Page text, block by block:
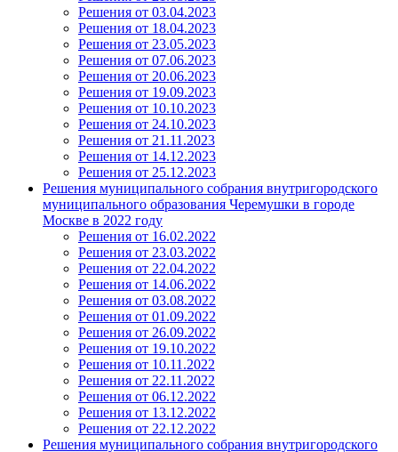
Решения от 03.04.2023
Решения от 18.04.2023
Решения от 23.05.2023
Решения от 07.06.2023
Решения от 20.06.2023
Решения от 19.09.2023
Решения от 10.10.2023
Решения от 24.10.2023
Решения от 21.11.2023
Решения от 14.12.2023
Решения от 25.12.2023
Решения муниципального собрания внутригородского
муниципального образования Черемушки в городе
Москве в 2022 году
Решения от 16.02.2022
Решения от 23.03.2022
Решения от 22.04.2022
Решения от 14.06.2022
Решения от 03.08.2022
Решения от 01.09.2022
Решения от 26.09.2022
Решения от 19.10.2022
Решения от 10.11.2022
Решения от 22.11.2022
Решения от 06.12.2022
Решения от 13.12.2022
Решения от 22.12.2022
Решения муниципального собрания внутригородского